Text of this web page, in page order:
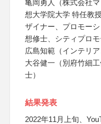
亀岡勇人（株式会社
想大学院大学 特任教
ザイナー、プロモー
想修士、シティプロ
広島知範（インテリア
大谷健一（別府竹細
士）
結果発表
2022年11月上旬、